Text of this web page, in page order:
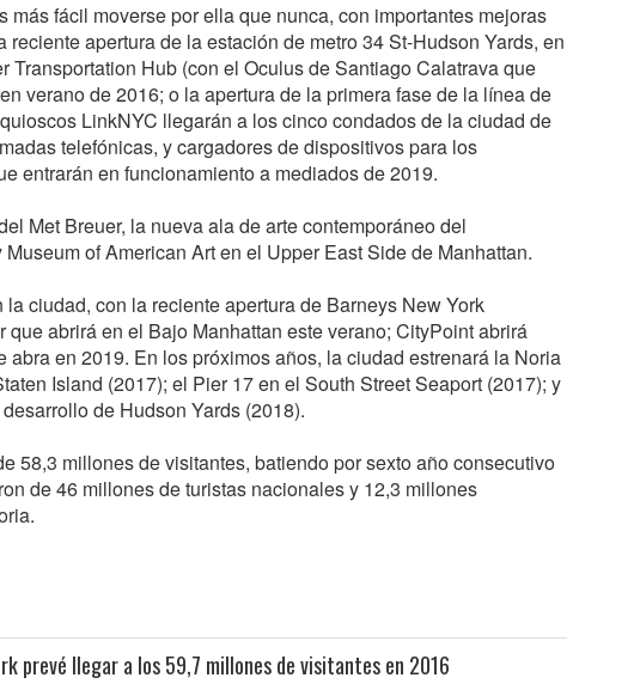
fácil moverse por ella que nunca, con importantes mejoras
apertura de la estación de metro 34 St-Hudson Yards, en
Transportation Hub (con el Oculus de Santiago Calatrava que
verano de 2016; o la apertura de la primera fase de la línea de
LinkNYC llegarán a los cinco condados de la ciudad de
telefónicas, y cargadores de dispositivos para los
entrarán en funcionamiento a mediados de 2019.
Met Breuer, la nueva ala de arte contemporáneo del
of American Art en el Upper East Side de Manhattan.
ciudad, con la reciente apertura de Barneys New York
abrirá en el Bajo Manhattan este verano; CityPoint abrirá
en 2019. En los próximos años, la ciudad estrenará la Noria
Island (2017); el Pier 17 en el South Street Seaport (2017); y
de Hudson Yards (2018).
58,3 millones de visitantes, batiendo por sexto año consecutivo
de 46 millones de turistas nacionales y 12,3 millones
prevé llegar a los 59,7 millones de visitantes en 2016